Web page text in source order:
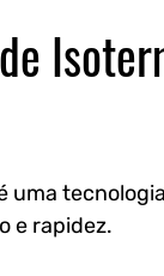
uma
e rapidez.